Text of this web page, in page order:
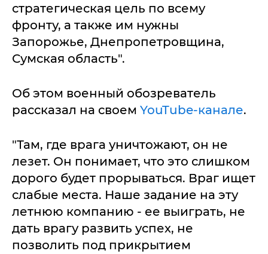
стратегическая цель по всему
фронту, а также им нужны
Запорожье, Днепропетровщина,
Сумская область".
Об этом военный обозреватель
рассказал на своем YouTube-канале.
"Там, где врага уничтожают, он не
лезет. Он понимает, что это слишком
дорого будет прорываться. Враг ищет
слабые места. Наше задание на эту
летнюю компанию - ее выиграть, не
дать врагу развить успех, не
позволить под прикрытием